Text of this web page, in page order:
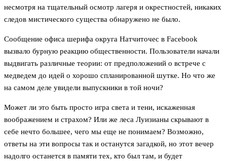
несмотря на тщательный осмотр лагеря и окрестностей, никаких
следов мистического существа обнаружено не было.
Сообщение офиса шерифа округа Натчиточес в Facebook
вызвало бурную реакцию общественности. Пользователи начали
выдвигать различные теории: от предположений о встрече с
медведем до идей о хорошо спланированной шутке. Но что же
на самом деле увидели выпускники в той ночи?
Может ли это быть просто игра света и тени, искаженная
воображением и страхом? Или же леса Луизианы скрывают в
себе нечто большее, чего мы еще не понимаем? Возможно,
ответы на эти вопросы так и останутся загадкой, но этот вечер
надолго останется в памяти тех, кто был там, и будет